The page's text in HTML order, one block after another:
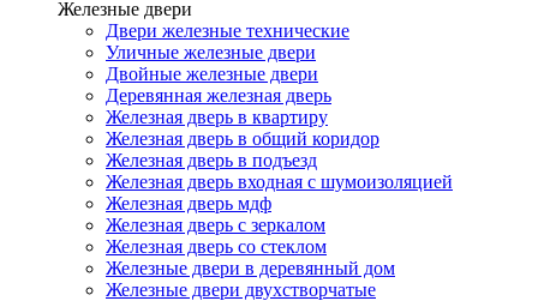
Железные двери
Двери железные технические
Уличные железные двери
Двойные железные двери
Деревянная железная дверь
Железная дверь в квартиру
Железная дверь в общий коридор
Железная дверь в подъезд
Железная дверь входная с шумоизоляцией
Железная дверь мдф
Железная дверь с зеркалом
Железная дверь со стеклом
Железные двери в деревянный дом
Железные двери двухстворчатые